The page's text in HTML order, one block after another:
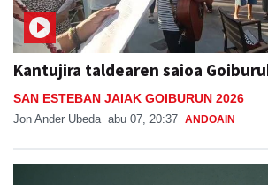
Kantujira taldearen saioa
SAN ESTEBAN JAIAK GOIBURUN 2026
Jon Ander Ubeda abu 07, 20:37 ANDOAIN